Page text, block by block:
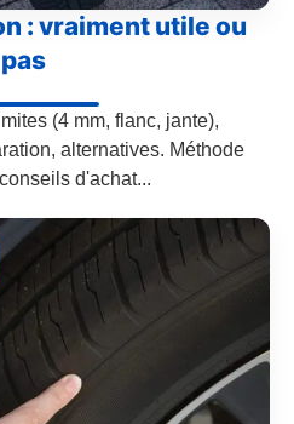
: vraiment utile ou
pas
(4 mm, flanc, jante),
alternatives. Méthode
d'achat...